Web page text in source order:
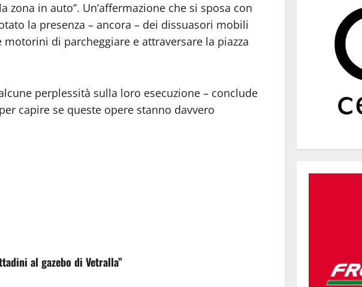
in auto”. Un’affermazione che si sposa con
la presenza – ancora – dei dissuasori mobili
di parcheggiare e attraversare la piazza
perplessità sulla loro esecuzione – conclude
capire se queste opere stanno davvero
al gazebo di Vetralla”